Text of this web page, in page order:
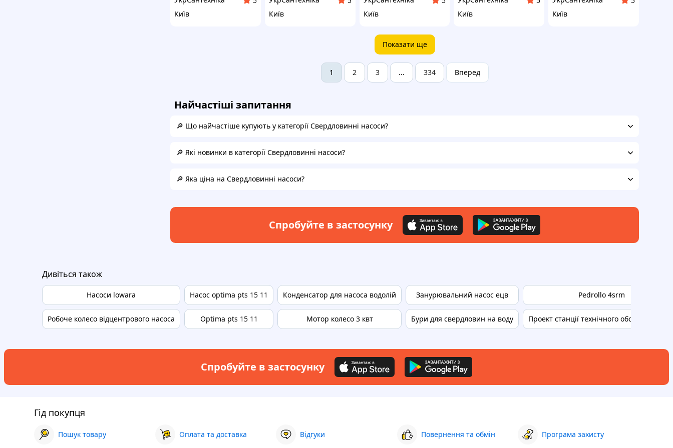
Київ
Київ
Київ
Київ
Київ
Показати ще
1 2 3 ... 334 Вперед
Найчастіші запитання
🔎 Що найчастіше купують у категорії Свердловинні насоси?
🔎 Які новинки в категорії Свердловинні насоси?
🔎 Яка ціна на Свердловинні насоси?
Спробуйте в застосунку
Дивіться також
Насоси lowara
Робоче колесо відцентрового насоса
Насос optima pts 15 11
Optima pts 15 11
Конденсатор для насоса водолій
Мотор колесо 3 квт
Занурювальний насос ецв
Бури для свердловин на воду
Pedrollo 4srm
Проект станції технічного
Спробуйте в застосунку
Гід покупця
Пошук товару Оплата та доставка Відгуки Повернення та обмін Програма захисту